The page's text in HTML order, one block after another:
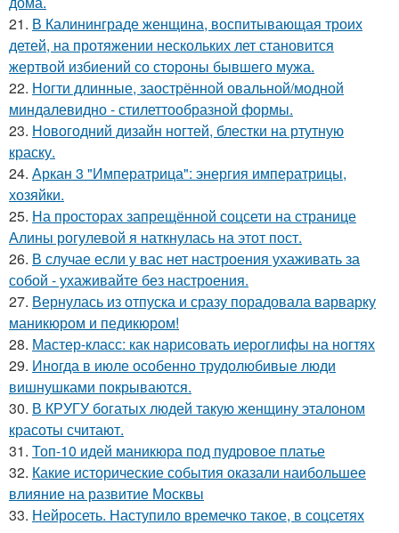
21. В Калининграде женщина, воспитывающая троих
детей, на протяжении нескольких лет становится
жертвой избиений со стороны бывшего мужа.
22. Ногти длинные, заострённой овальной/модной
миндалевидно - стилеттообразной формы.
23. Новогодний дизайн ногтей, блестки на ртутную
краску.
24. Аркан 3 "Императрица": энергия императрицы,
хозяйки.
25. На просторах запрещённой соцсети на странице
Алины рогулевой я наткнулась на этот пост.
26. В случае если у вас нет настроения ухаживать за
собой - ухаживайте без настроения.
27. Вернулась из отпуска и сразу порадовала варварку
маникюром и педикюром!
28. Мастер-класс: как нарисовать иероглифы на ногтях
29. Иногда в июле особенно трудолюбивые люди
вишнушками покрываются.
30. В КРУГУ богатых людей такую женщину эталоном
красоты считают.
31. Топ-10 идей маникюра под пудровое платье
32. Какие исторические события оказали наибольшее
влияние на развитие Москвы
33. Нейросеть. Наступило времечко такое, в соцсетях